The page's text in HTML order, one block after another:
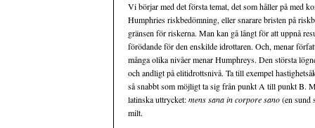
Vi börjar med det första temat, det som håller på med
Humphries riskbedömning, eller snarare bristen på
gränsen för riskerna. Man kan gå långt för att uppnå
förödande för den enskilde idrottaren. Och, menar
många olika nivåer menar Humphreys. Den största
och andligt på elitidrottsnivå. Ta till exempel
så snabbt som möjligt ta sig från punkt A till punkt B.
latinska uttrycket:mens sana in corpore sano(en sund
milt.